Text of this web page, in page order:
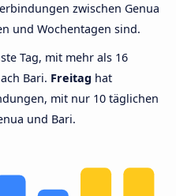
zwischen Genua
und Wochentagen sind.
Tag, mit mehr als 16
Bari. Freitag hat
mit nur 10 täglichen
und Bari.